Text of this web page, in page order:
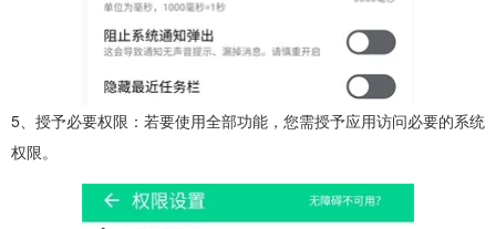
5、授予必要权限：若要使用全部功能，您需授予应用访问必要的系统
权限。